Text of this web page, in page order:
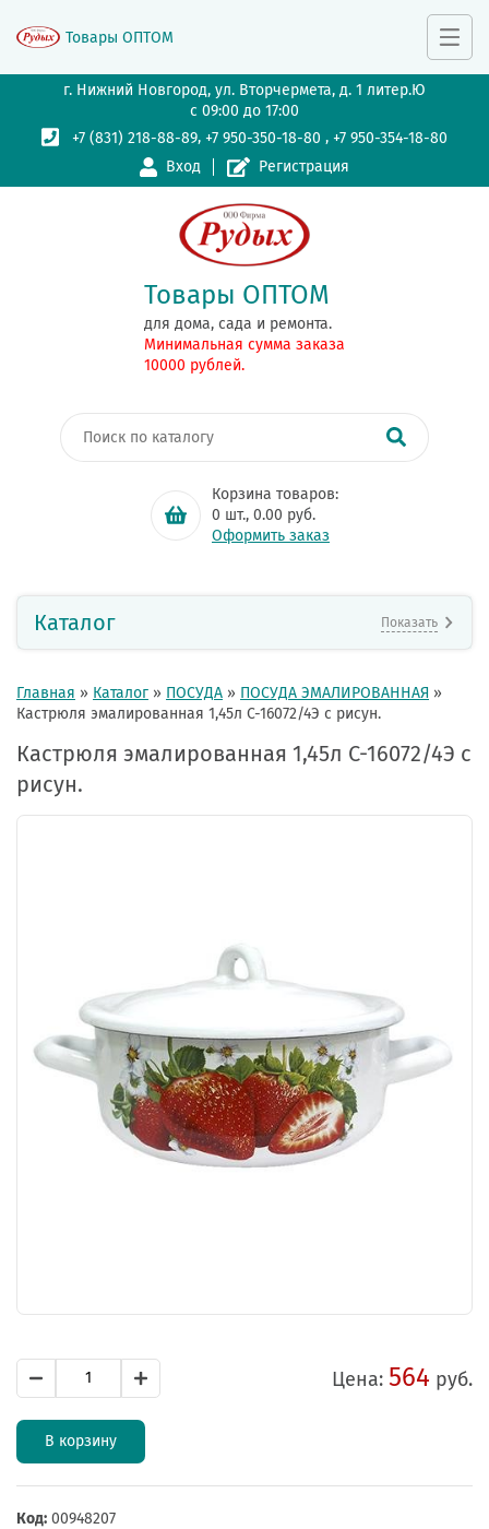
г. Нижний Новгород, ул. Вторчермета, д. 1 литер.Ю
с 09:00 до 17:00
+7 (831) 218-88-89,+7 950-350-18-80 ,+7 950-354-18-80
Вход
Регистрация
Товары ОПТОМ
для дома, сада и ремонта.
Минимальная сумма заказа
10000 рублей.
Корзина товаров:
0 шт., 0.00 руб.
Оформить заказ
Товары ОПТОМ
Каталог Показать
Главная » Каталог » ПОСУДА » ПОСУДА ЭМАЛИРОВАННАЯ »
Кастрюля эмалированная 1,45л С-16072/4Э с рисун.
Кастрюля эмалированная 1,45л С-16072/4Э с
рисун.
Цена: 564 руб.
В корзину
Код: 00948207